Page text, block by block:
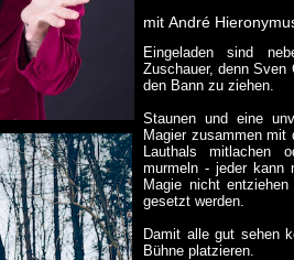
mit André
Eingeladen sind
Zuschauer, denn
den Bann zu ziehen.
Staunen und eine
Magier zusammen
Lauthals mitlachen
murmeln - jeder kann
Magie nicht
gesetzt werden.
Damit alle gut sehen
Bühne platzieren.